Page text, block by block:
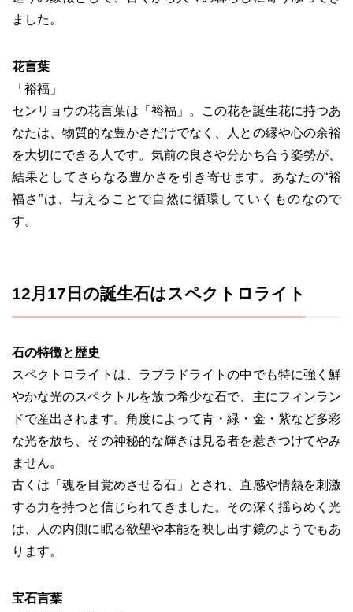
ました。
花言葉
「裕福」
センリョウの花言葉は「裕福」。この花を誕生花に持つあ
なたは、物質的な豊かさだけでなく、人との縁や心の余裕
を大切にできる人です。気前の良さや分かち合う姿勢が、
結果としてさらなる豊かさを引き寄せます。あなたの“裕
福さ”は、与えることで自然に循環していくものなので
す。
12月17日の誕生石はスペクトロライト
石の特徴と歴史
スペクトロライトは、ラブラドライトの中でも特に強く鮮
やかな光のスペクトルを放つ希少な石で、主にフィンラン
ドで産出されます。角度によって青・緑・金・紫など多彩
な光を放ち、その神秘的な輝きは見る者を惹きつけてやみ
ません。
古くは「魂を目覚めさせる石」とされ、直感や情熱を刺激
する力を持つと信じられてきました。その深く揺らめく光
は、人の内側に眠る欲望や本能を映し出す鏡のようでもあ
ります。
宝石言葉